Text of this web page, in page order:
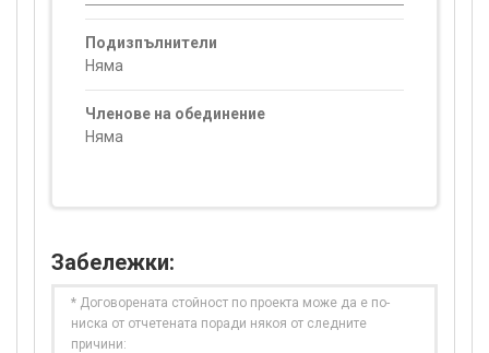
Подизпълнители
Няма
Членове на обединение
Няма
Забележки:
* Договорената стойност по проекта може да е по-
ниска от отчетената поради някоя от следните
причини: